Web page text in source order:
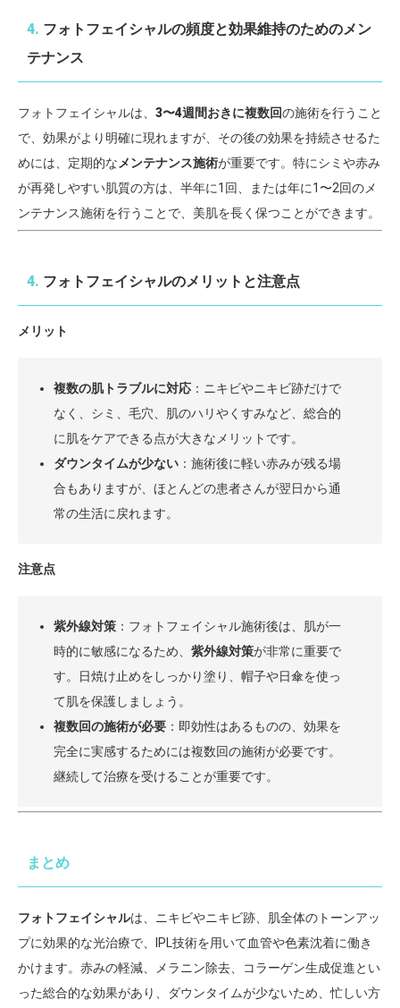
4. フォトフェイシャルの頻度と効果維持のためのメン
テナンス
フォトフェイシャルは、 3〜4週間おきに複数回の施術を行うこと
で、効果がより明確に現れますが、その後の効果を持続させるた
めには、定期的な メンテナンス施術が重要です。特にシミや赤み
が再発しやすい肌質の方は、半年に1回、または年に1〜2回のメ
ンテナンス施術を行うことで、美肌を長く保つことができます。
4. フォトフェイシャルのメリットと注意点
メリット
複数の肌トラブルに対応 ：ニキビやニキビ跡だけで
なく、シミ、毛穴、肌のハリやくすみなど、総合的
に肌をケアできる点が大きなメリットです。
ダウンタイムが少ない ：施術後に軽い赤みが残る場
合もありますが、ほとんどの患者さんが翌日から通
常の生活に戻れます。
注意点
紫外線対策 ：フォトフェイシャル施術後は、肌が一
時的に敏感になるため、 紫外線対策が非常に重要で
す。日焼け止めをしっかり塗り、帽子や日傘を使っ
て肌を保護しましょう。
複数回の施術が必要 ：即効性はあるものの、効果を
完全に実感するためには複数回の施術が必要です。
継続して治療を受けることが重要です。
まとめ
フォトフェイシャルは、ニキビやニキビ跡、肌全体のトーンアッ
プに効果的な光治療で、IPL技術を用いて血管や色素沈着に働き
かけます。赤みの軽減、メラニン除去、コラーゲン生成促進とい
った総合的な効果があり、ダウンタイムが少ないため、忙しい方